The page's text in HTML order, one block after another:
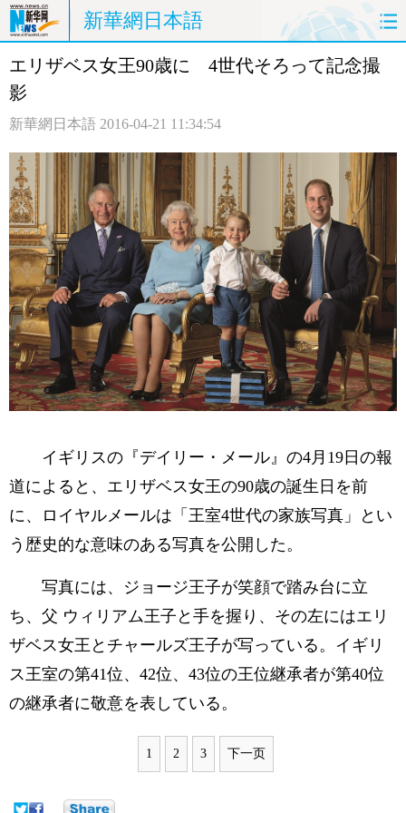
新華網日本語
ホームページ 政治 経済
観光 評論
中日対訳
エリザベス女王90歳に 4世代そろって記念撮
影
新華網日本語 2016-04-21 11:34:54
イギリスの『デイリー・メール』の4月19日の報
道によると、エリザベス女王の90歳の誕生日を前
に、ロイヤルメールは「王室4世代の家族写真」とい
う歴史的な意味のある写真を公開した。
写真には、ジョージ王子が笑顔で踏み台に立
ち、父 ウィリアム王子と手を握り、その左にはエリ
ザベス女王とチャールズ王子が写っている。イギリ
ス王室の第41位、42位、43位の王位継承者が第40位
の継承者に敬意を表している。
1 2 3 下一页